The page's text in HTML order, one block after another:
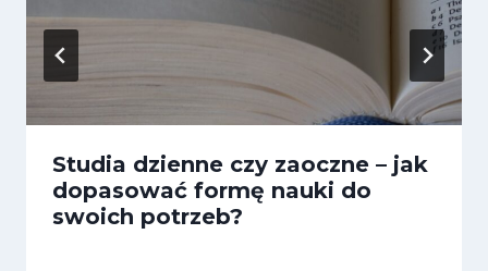
Studia dzienne czy zaoczne – jak
dopasować formę nauki do
swoich potrzeb?